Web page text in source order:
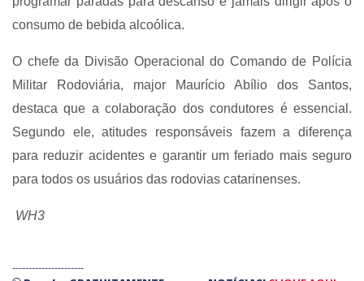
consumo de bebida alcoólica.
O chefe da Divisão Operacional do Comando de Polícia
Militar Rodoviária, major Maurício Abílio dos Santos,
destaca que a colaboração dos condutores é essencial.
Segundo ele, atitudes responsáveis fazem a diferença
para reduzir acidentes e garantir um feriado mais seguro
para todos os usuários das rodovias catarinenses.
WH3
----------------------